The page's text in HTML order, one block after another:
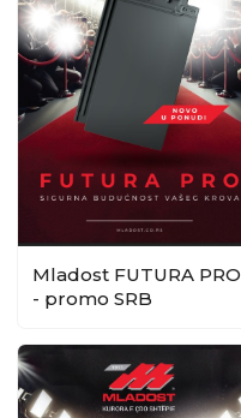
Mladost FUTURA PRO
- promo SRB